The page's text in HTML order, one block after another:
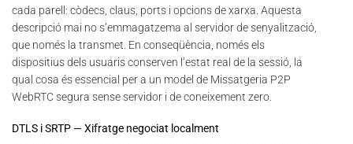
cada parell: còdecs, claus, ports i opcions de xarxa. Aquesta
descripció mai no s’emmagatzema al servidor de senyalització,
que només la transmet. En conseqüència, només els
dispositius dels usuaris conserven l’estat real de la sessió, la
qual cosa és essencial per a un model de Missatgeria P2P
WebRTC segura sense servidor i de coneixement zero.
DTLS i SRTP — Xifratge negociat localment